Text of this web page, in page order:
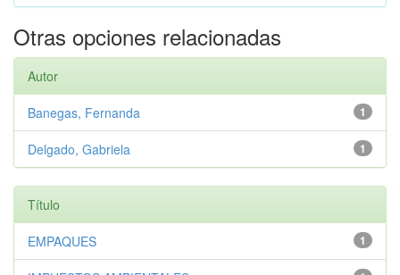
Otras opciones relacionadas
Autor
1
Banegas, Fernanda
1
Delgado, Gabriela
Título
1
EMPAQUES